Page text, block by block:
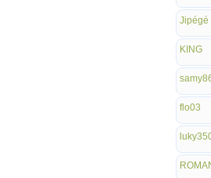
Jipégé
KING
flo03